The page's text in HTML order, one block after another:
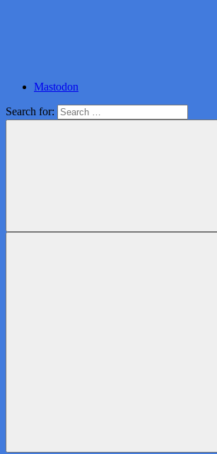
Mastodon
Search for: